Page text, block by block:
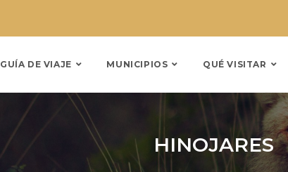
GUÍA DE VIAJE MUNICIPIOS QUÉ VISITAR
HINOJARES